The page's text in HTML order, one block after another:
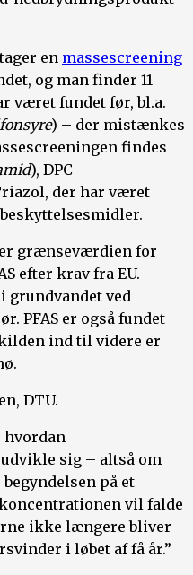
en massescreening
og man finder 11
været fundet før, bl.a.
) – der mistænkes
findes
), DPC
der har været
grænseværdien for
efter krav fra EU.
grundvandet ved
PFAS er også fundet
ind til videre er
DTU.
hvordan
sig – altså om
på et
vil falde
ikke længere bliver
i løbet af få år.”